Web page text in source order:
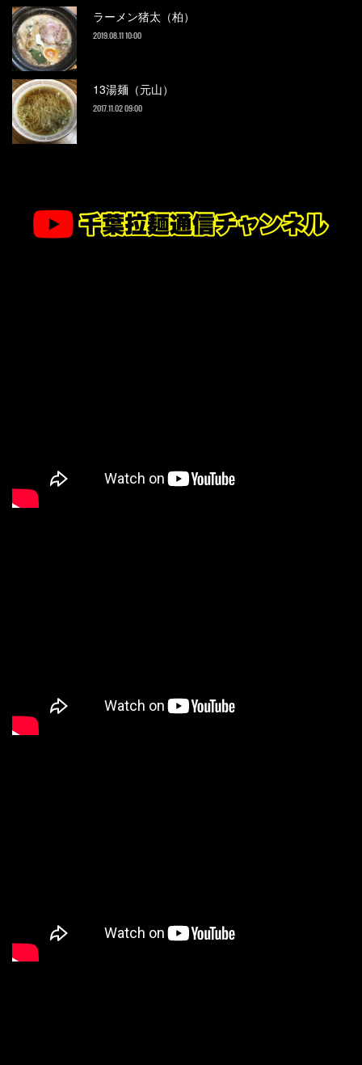
ラーメン猪太（柏）
2019.08.11 10:00
13湯麺（元山）
2017.11.02 09:00